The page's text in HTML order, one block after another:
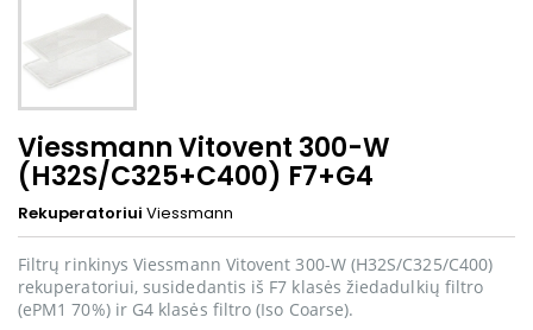
Viessmann Vitovent 300-W
(H32S/C325+C400) F7+G4
Rekuperatoriui Viessmann
Filtrų rinkinys Viessmann Vitovent 300-W (H32S/C325/C400)
rekuperatoriui, susidedantis iš F7 klasės žiedadulkių filtro
(ePM1 70%) ir G4 klasės filtro (Iso Coarse).